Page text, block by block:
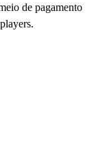
de pagamento